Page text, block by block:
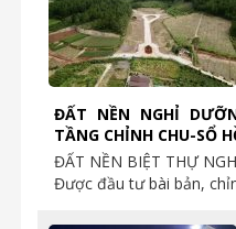
ĐẤT NỀN NGHỈ
TẦNG CHỈNH CHU-SỔ
ĐẤT NỀN BIỆT THỰ
Được đầu tư bài bản,